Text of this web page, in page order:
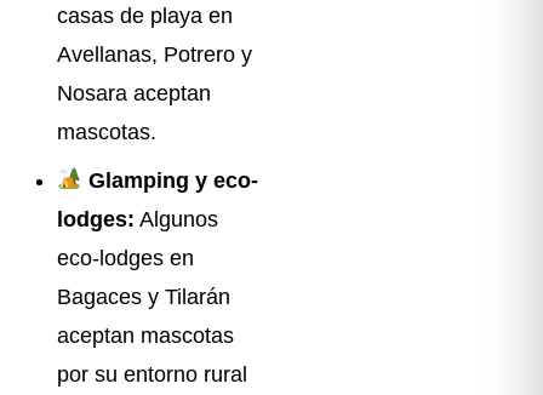
casas de playa en
Avellanas, Potrero y
Nosara aceptan
mascotas.
Glamping y eco-
lodges: Algunos
eco-lodges en
Bagaces y Tilarán
aceptan mascotas
por su entorno rural